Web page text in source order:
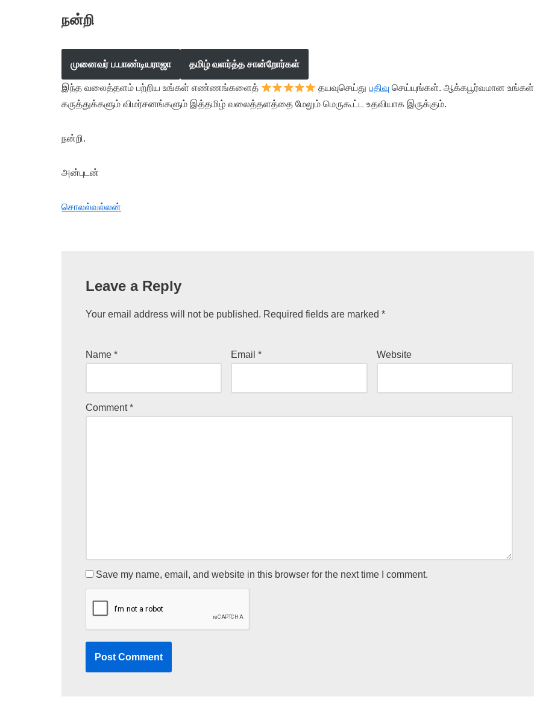
நன்றி
முனைவர் ப.பாண்டியராஜா தமிழ் வளர்த்த சான்றோர்கள்
இந்த வலைத்தளம் பற்றிய உங்கள் எண்ணங்களைத் தயவுசெய்துபதிவு செய்யுங்கள். ஆக்கபூர்வமான உங்கள்
கருத்துக்களும் விமர்சனங்களும் இத்தமிழ் வலைத்தளத்தை மேலும் மெருகூட்ட உதவியாக இருக்கும்.
நன்றி.
அன்புடன்
சொலல்வல்லன்
Leave a Reply
Your email address will not be published. Required fields are marked *
Name * Email* Website
Comment*
Save my name, email, and website in this browser for the next time I comment.